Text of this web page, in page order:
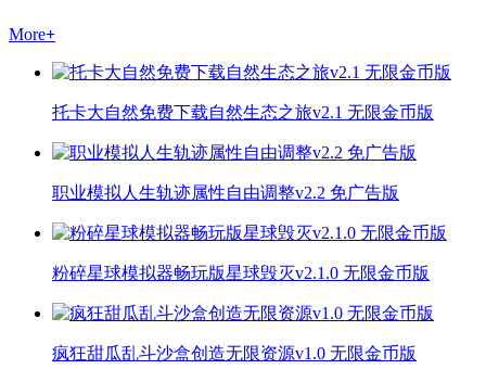
More+
托卡大自然免费下载自然生态之旅v2.1 无限金币版
职业模拟人生轨迹属性自由调整v2.2 免广告版
粉碎星球模拟器畅玩版星球毁灭v2.1.0 无限金币版
疯狂甜瓜乱斗沙盒创造无限资源v1.0 无限金币版